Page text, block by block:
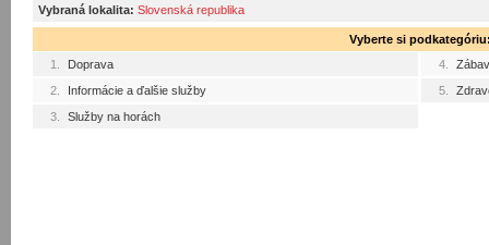
Vybraná lokalita: Slovenská republika
Vyberte si
1.
Doprava
2.
Informácie a ďalšie služby
3.
Služby na horách
4.
5.